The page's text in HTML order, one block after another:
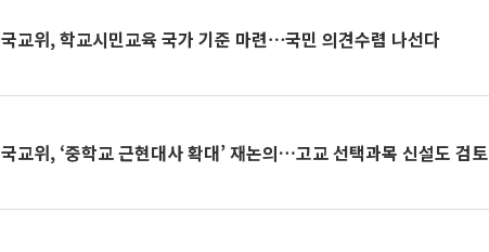
국교위, 학교시민교육 국가 기준 마련⋯국민 의견수렴 나선다
국교위, ‘중학교 근현대사 확대’ 재논의…고교 선택과목 신설도 검토